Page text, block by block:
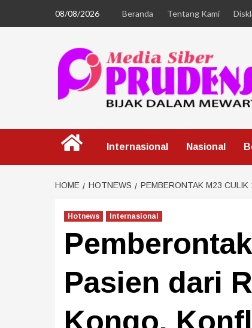
08/08/2026 Beranda Tentang Kami
Internasional Nasional
HOME HOTNEWS PEMBERONTAK M23
Hotnews Internasional
Pasien dari